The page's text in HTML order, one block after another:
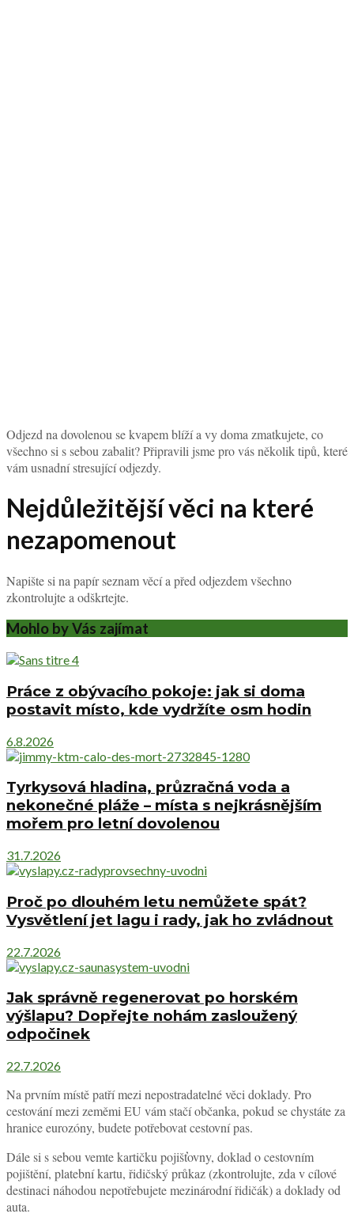
Odjezd na dovolenou se kvapem blíží a vy doma zmatkujete, co
všechno si s sebou zabalit? Připravili jsme pro vás několik tipů, které
vám usnadní stresující odjezdy.
Nejdůležitější věci na které
nezapomenout
Napište si na papír seznam věcí a před odjezdem všechno
zkontrolujte a odškrtejte.
Mohlo by Vás zajímat
Práce z obývacího pokoje: jak si doma
postavit místo, kde vydržíte osm hodin
6.8.2026
Tyrkysová hladina, průzračná voda a
nekonečné pláže – místa s nejkrásnějším
mořem pro letní dovolenou
31.7.2026
Proč po dlouhém letu nemůžete spát?
Vysvětlení jet lagu i rady, jak ho zvládnout
22.7.2026
Jak správně regenerovat po horském
výšlapu? Dopřejte nohám zasloužený
odpočinek
22.7.2026
Na prvním místě patří mezi nepostradatelné věci doklady. Pro
cestování mezi zeměmi EU vám stačí občanka, pokud se chystáte za
hranice eurozóny, budete potřebovat cestovní pas.
Dále si s sebou vemte kartičku pojišťovny, doklad o cestovním
pojištění, platební kartu, řidičský průkaz (zkontrolujte, zda v cílové
destinaci náhodou nepotřebujete mezinárodní řidičák) a doklady od
auta.